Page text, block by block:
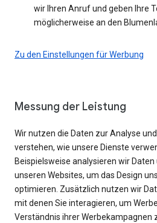
wir Ihren Anruf und geben Ihre
möglicherweise an den
Zu den Einstellungen für Werbung
Messung der Leistung
Wir nutzen die Daten zur Analyse
verstehen, wie unsere Dienste
Beispielsweise analysieren wir
unseren Websites, um das Design
optimieren. Zusätzlich nutzen wir
mit denen Sie interagieren, um
Verständnis ihrer Werbekampagnen